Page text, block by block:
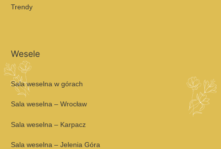
Trendy
Wesele
Sala weselna w górach
Sala weselna – Wrocław
Sala weselna – Karpacz
Sala weselna – Jelenia Góra